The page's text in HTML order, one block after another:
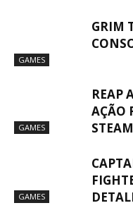
GAMES
GRIM
GAMES
REAP
AÇÃO
STEAM
GAMES